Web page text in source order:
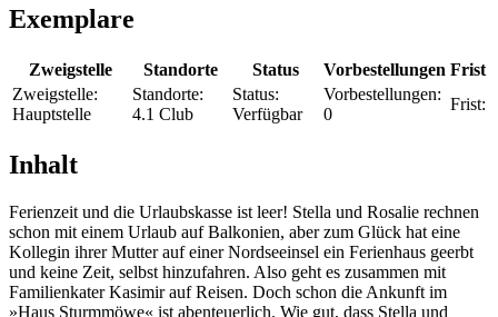
Exemplare
Zweigstelle Standorte Status Vorbestellungen Frist
Zweigstelle:
Hauptstelle
Standorte:
4.1 Club
Status:
Verfügbar
Vorbestellungen:
0
Frist:
Inhalt
Ferienzeit und die Urlaubskasse ist leer! Stella und Rosalie rechnen
schon mit einem Urlaub auf Balkonien, aber zum Glück hat eine
Kollegin ihrer Mutter auf einer Nordseeinsel ein Ferienhaus geerbt
und keine Zeit, selbst hinzufahren. Also geht es zusammen mit
Familienkater Kasimir auf Reisen. Doch schon die Ankunft im
»Haus Sturmmöwe« ist abenteuerlich. Wie gut, dass Stella und